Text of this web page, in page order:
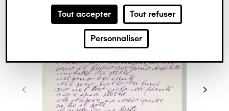
Tout accepter Tout refuser
Personnaliser